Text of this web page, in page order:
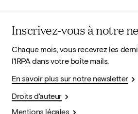
Inscrivez-vous à notre
Chaque mois, vous recevrez les
l'IRPA dans votre boîte mails.
En savoir plus sur notre newsletter
Droits d'auteur
Mentions légales